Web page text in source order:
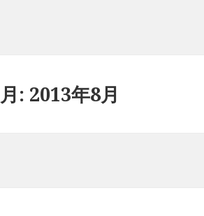
月: 2013年8月